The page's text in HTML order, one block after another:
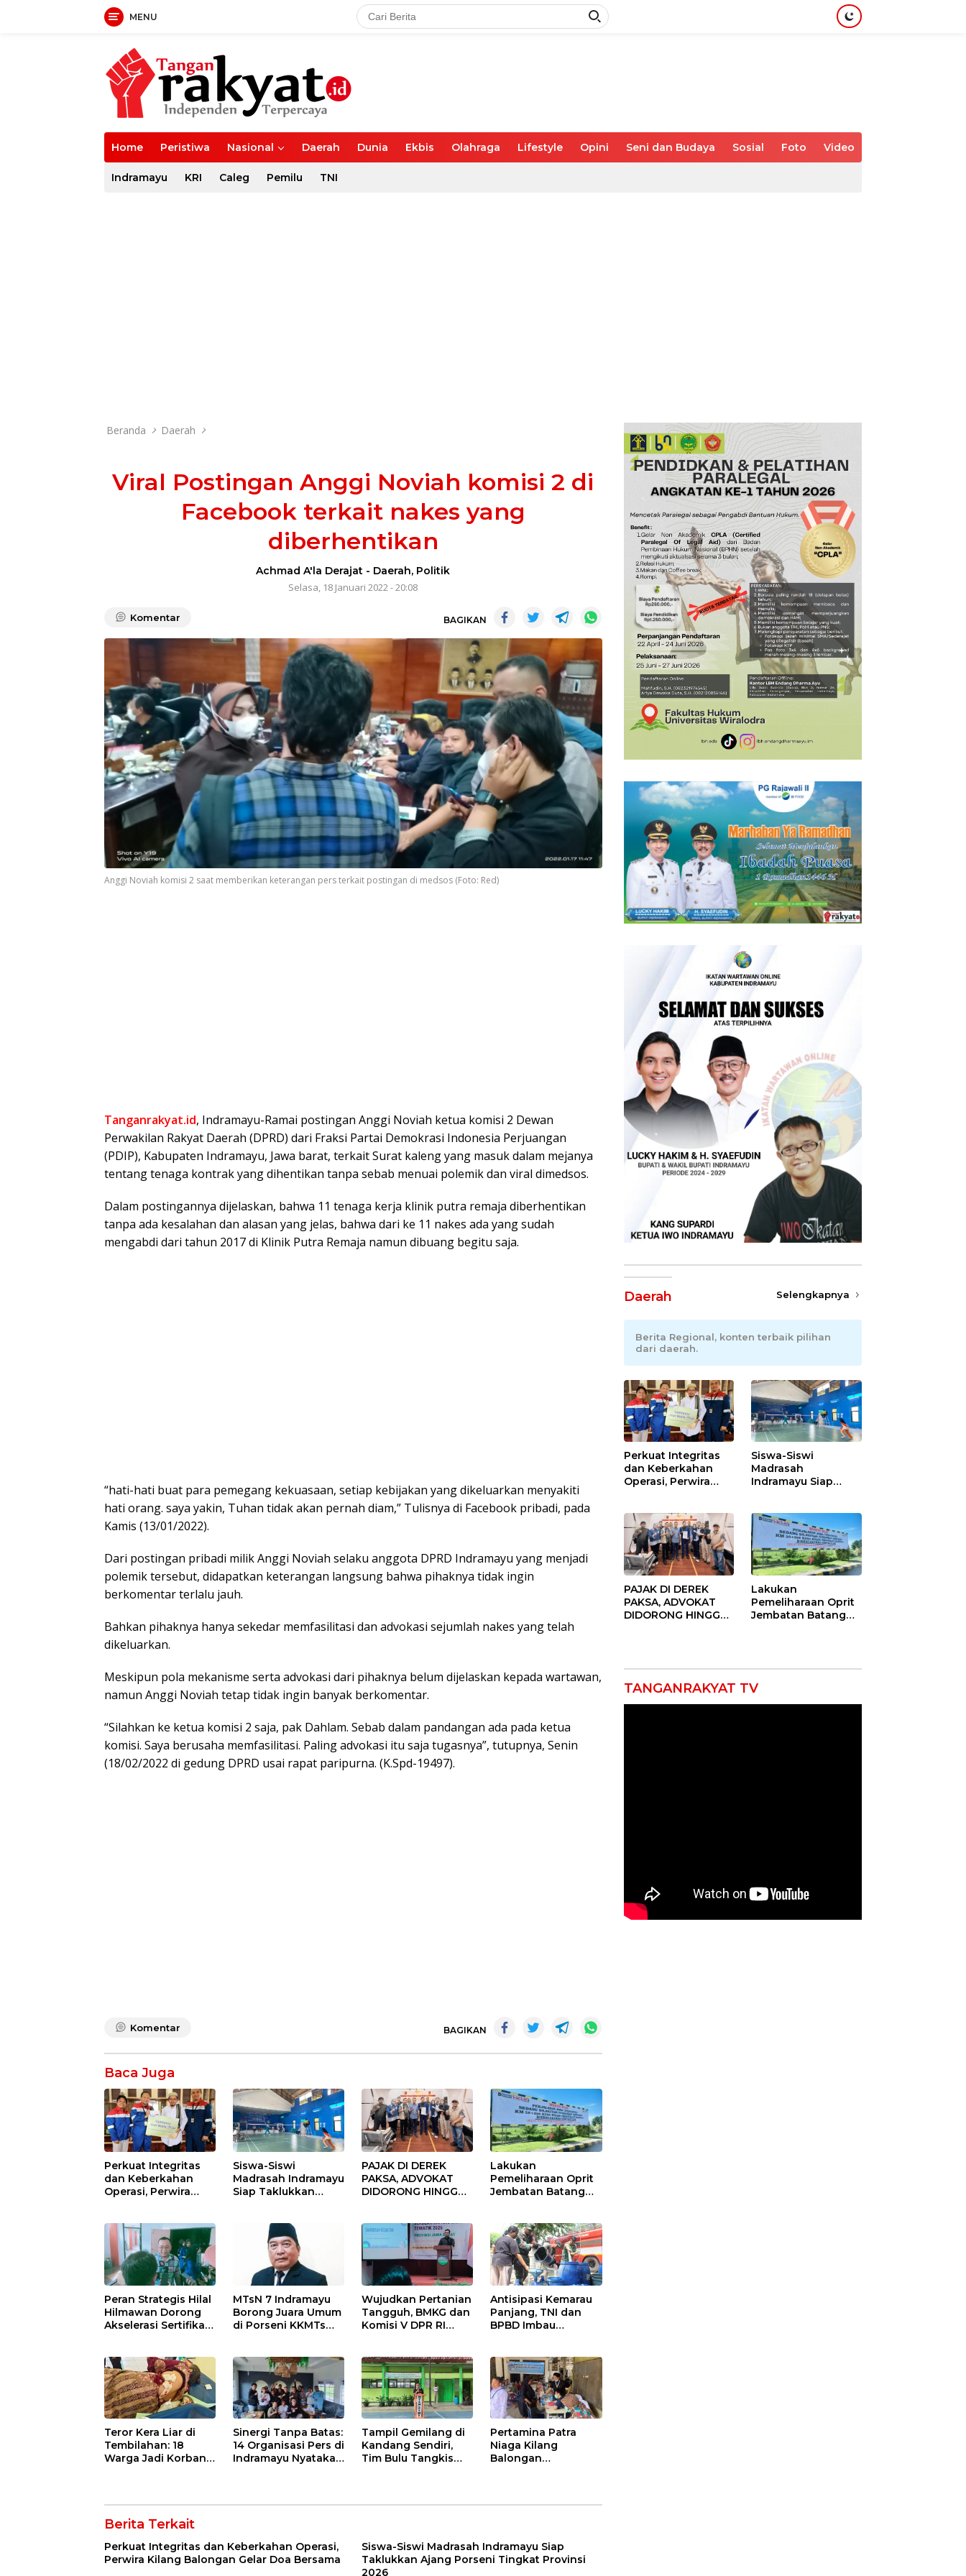
MENU
Home Peristiwa Nasional Daerah Dunia Ekbis Olahraga Lifestyle Opini Seni dan Budaya Sosial Foto Video
Indramayu KRI Caleg Pemilu TNI
Beranda Daerah
Viral Postingan Anggi Noviah komisi 2 di
Facebook terkait nakes yang
diberhentikan
Achmad A'la Derajat - Daerah, Politik
Selasa, 18 Januari 2022 - 20:08
Komentar BAGIKAN
Anggi Noviah komisi 2 saat memberikan keterangan pers terkait postingan di medsos (Foto: Red)
Tanganrakyat.id, Indramayu-Ramai postingan Anggi Noviah ketua komisi 2 Dewan
Perwakilan Rakyat Daerah (DPRD) dari Fraksi Partai Demokrasi Indonesia Perjuangan
(PDIP), Kabupaten Indramayu, Jawa barat, terkait Surat kaleng yang masuk dalam mejanya
tentang tenaga kontrak yang dihentikan tanpa sebab menuai polemik dan viral dimedsos.
Dalam postingannya dijelaskan, bahwa 11 tenaga kerja klinik putra remaja diberhentikan
tanpa ada kesalahan dan alasan yang jelas, bahwa dari ke 11 nakes ada yang sudah
mengabdi dari tahun 2017 di Klinik Putra Remaja namun dibuang begitu saja.
“hati-hati buat para pemegang kekuasaan, setiap kebijakan yang dikeluarkan menyakiti
hati orang. saya yakin, Tuhan tidak akan pernah diam,” Tulisnya di Facebook pribadi, pada
Kamis (13/01/2022).
Dari postingan pribadi milik Anggi Noviah selaku anggota DPRD Indramayu yang menjadi
polemik tersebut, didapatkan keterangan langsung bahwa pihaknya tidak ingin
berkomentar terlalu jauh.
Bahkan pihaknya hanya sekedar memfasilitasi dan advokasi sejumlah nakes yang telah
dikeluarkan.
Meskipun pola mekanisme serta advokasi dari pihaknya belum dijelaskan kepada wartawan,
namun Anggi Noviah tetap tidak ingin banyak berkomentar.
“Silahkan ke ketua komisi 2 saja, pak Dahlam. Sebab dalam pandangan ada pada ketua
komisi. Saya berusaha memfasilitasi. Paling advokasi itu saja tugasnya”, tutupnya, Senin
(18/02/2022 di gedung DPRD usai rapat paripurna. (K.Spd-19497).
Komentar BAGIKAN
Baca Juga
Perkuat Integritas
dan Keberkahan
Operasi, Perwira
Siswa-Siswi
Madrasah Indramayu
Siap Taklukkan
PAJAK DI DEREK
PAKSA, ADVOKAT
DIDORONG HINGGA
Advokat Riau
Ngamuk Kepung
Polresta Pekanbaru!
Lakukan
Pemeliharaan Oprit
Jembatan Batang
Contraflow di KM 55
Tol Binjai–Langsa
Peran Strategis Hilal
Hilmawan Dorong
Akselerasi Sertifikasi
Kemiskinan di
Indramayu
MTsN 7 Indramayu
Borong Juara Umum
di Porseni KKMTs
Wujudkan Pertanian
Tangguh, BMKG dan
Komisi V DPR RI
Sekolah Lapang
Iklim
Antisipasi Kemarau
Panjang, TNI dan
BPBD Imbau
Kebakaran
Teror Kera Liar di
Tembilahan: 18
Warga Jadi Korban
Sinergi Tanpa Batas:
14 Organisasi Pers di
Indramayu Nyatakan
Tampil Gemilang di
Kandang Sendiri,
Tim Bulu Tangkis
Pertamina Patra
Niaga Kilang
Balongan
Perawatan Gigi
Berita Terkait
Perkuat Integritas dan Keberkahan Operasi,
Perwira Kilang Balongan Gelar Doa Bersama
Siswa-Siswi Madrasah Indramayu Siap
Taklukkan Ajang Porseni Tingkat Provinsi
2026
Daerah Selengkapnya
Berita Regional, konten terbaik pilihan
dari daerah.
Perkuat Integritas
dan Keberkahan
Operasi, Perwira
Siswa-Siswi
Madrasah
Indramayu Siap
Provinsi 2026
PAJAK DI DEREK
PAKSA, ADVOKAT
DIDORONG HINGGA
Ngamuk Kepung
Lakukan
Pemeliharaan Oprit
Jembatan Batang
Tol Binjai–Langsa
TANGANRAKYAT TV